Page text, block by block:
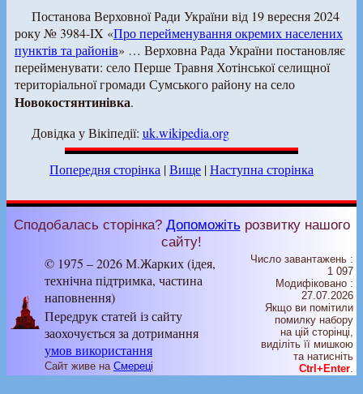
Постанова Верховної Ради України від 19 вересня 2024
року № 3984-IX «Про перейменування окремих населених
пунктів та районів» … Верховна Рада України постановляє
перейменувати: село Перше Травня Хотінської селищної
територіальної громади Сумського району на село
Новокостянтинівка.
Довідка у Вікіпедії: uk.wikipedia.org
Попередня сторінка |Вище |Наступна сторінка
Сподобалась сторінка? Допоможітьрозвитку нашого
сайту!
© 1975 – 2026 М.Жарких (ідея,
технічна підтримка, частина
наповнення)
Передрук статей із сайту
заохочується за дотримання
умов використання
Сайт живе на Смереці
Число завантажень :
1 097
Модифіковано :
27.07.2026
Якщо ви помітили
помилку набору
на цiй сторiнцi,
видiлiть її мишкою
та натисніть
Ctrl+Enter.